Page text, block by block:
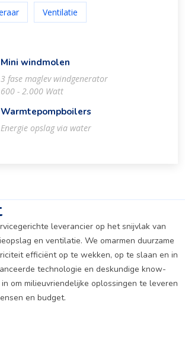
Ventilatie
Mini windmolen
3 fase maglev windgenerator
600 - 2.000 Watt
Warmtepompboilers
Energie opslag via water
leverancier op het snijvlak van
en ventilatie. We omarmen duurzame
efficiënt op te wekken, op te slaan en in
technologie en deskundige know-
om milieuvriendelijke oplossingen te leveren
en budget.